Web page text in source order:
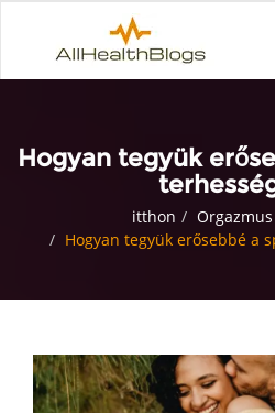
Hogyan tegyük
itthon
Hogyan tegyük erősebbé a